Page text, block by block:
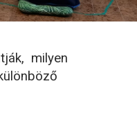
milyen